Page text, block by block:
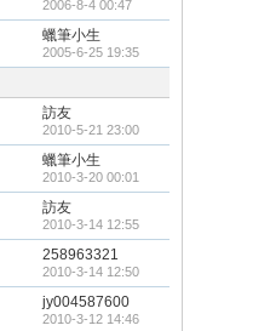
2006-8-4 00:47
蠟筆小生
2005-6-25 19:35
訪友
2010-5-21 23:00
蠟筆小生
2010-3-20 00:01
訪友
2010-3-14 12:55
258963321
2010-3-14 12:50
jy004587600
2010-3-12 14:46